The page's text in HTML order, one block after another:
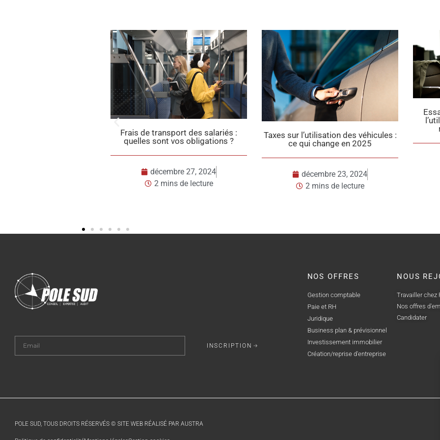
Frais de transport des salariés :
quelles sont vos obligations ?
Taxes sur l’utilisation des véhicules :
ce qui change en 2025
décembre 23, 2024
2 mins de lecture
Essai professionnel : Comment
l’utiliser en toute sécurité pour
décembre 18, 2024
2 mins de lecture
INSCRIPTION
NOS OFFRES
Gestion comptable
Paie et RH
Juridique
Business plan & prévisionnel
Investissement immobilier
Création/reprise d'entreprise
NOUS
Travailler chez
Nos offres
Candidater
POLE SUD, TOUS DROITS RÉSERVÉS © SITE WEB RÉALISÉ PAR AUSTRA